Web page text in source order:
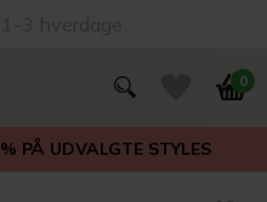
0
PÅ UDVALGTE STYLES